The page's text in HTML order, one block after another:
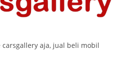
carsgallery aja, jual beli mobil